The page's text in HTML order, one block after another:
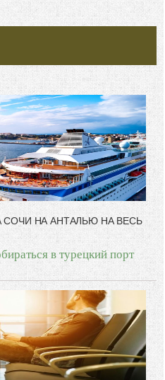
СОЧИ НА АНТАЛЬЮ НА ВЕСЬ
в турецкий порт